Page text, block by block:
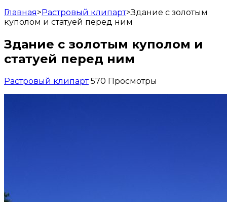
Главная>Растровый клипарт>Здание с золотым
куполом и статуей перед ним
Здание с золотым куполом и
статуей перед ним
Растровый клипарт 570 Просмотры